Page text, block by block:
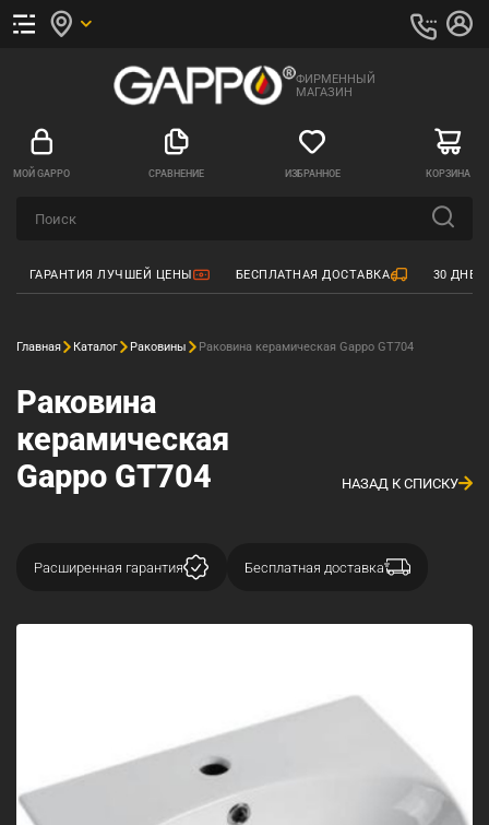
ФИРМЕННЫЙ
МАГАЗИН
МОЙ GAPPO СРАВНЕНИЕ ИЗБРАННОЕ КОРЗИНА
ГАРАНТИЯ ЛУЧШЕЙ ЦЕНЫ БЕСПЛАТНАЯ ДОСТАВКА 30
Главная Каталог Раковины Раковина керамическая Gappo GT704
Раковина
керамическая
Gappo GT704
НАЗАД К СПИСКУ
Расширенная гарантия Бесплатная доставка